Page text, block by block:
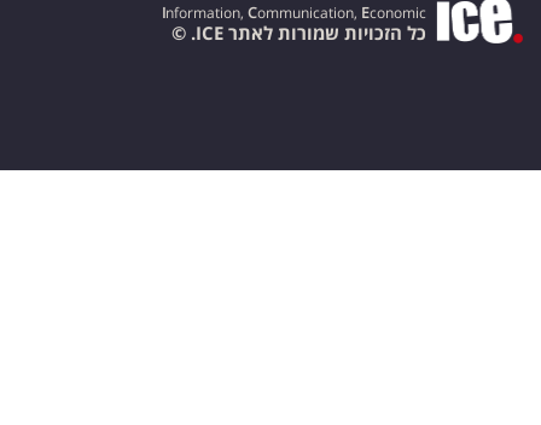
Information, Communication, Economic
כל הזכויות שמורות לאתר ICE. ©